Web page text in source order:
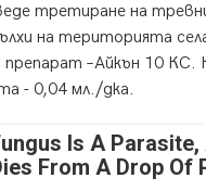
третиране на
на територията
–Айкън 10 КС.
- 0,04 мл./дка.
Is A Parasite,
From A Drop Of